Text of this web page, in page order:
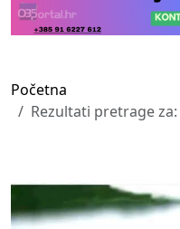
Početna
Rezultati pretrage za: